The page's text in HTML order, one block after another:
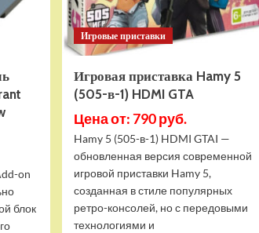
on
блок
Игровые приставки
Игровая приставка Hamy 5
(505-в-1) HDMI GTA
Цена от: 790 руб.
Hamy 5 (505-в-1) HDMI GTAI —
обновленная версия современной
игровой приставки Hamy 5,
созданная в стиле популярных
ретро-консолей, но с передовыми
технологиями и